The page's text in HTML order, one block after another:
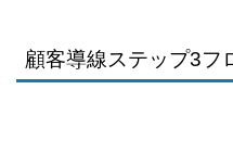
顧客導線ステップ3フ